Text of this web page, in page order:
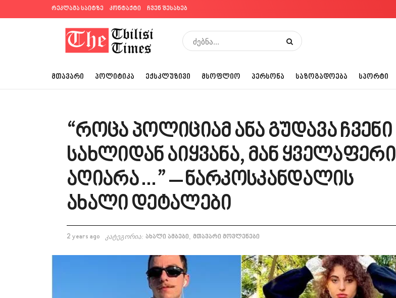
რეკლამა საიტზე კონტაქტი ჩვენ შესახებ
ᲛᲗᲐᲕᲐᲠᲘ ᲞᲝᲚᲘᲢᲘᲙᲐ ᲔᲥᲡᲙᲚᲣᲖᲘᲕᲘ ᲛᲡᲝᲤᲚᲘᲝ ᲞᲔᲠᲡᲝᲜᲐ ᲡᲐᲖᲝᲒᲐᲓᲝᲔᲑᲐ ᲡᲞᲝᲠᲢᲘ
“როცა პოლიციამ ანა გუდავა ჩვენი
სახლიდან აიყვანა, მან ყველაფერი
აღიარა…” – ნარკოსკანდალის
ახალი დეტალები
2 years ago კატეგორია: ახალი ამბები, მთავარი მოვლენები